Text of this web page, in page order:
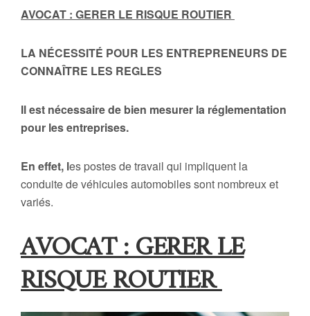
AVOCAT : GERER LE RISQUE ROUTIER
LA NÉCESSITÉ POUR LES ENTREPRENEURS DE
CONNAÎTRE LES REGLES
Il est nécessaire de bien mesurer la réglementation
pour les entreprises.
En effet, les postes de travail qui impliquent la
conduite de véhicules automobiles sont nombreux et
variés.
AVOCAT : GERER LE
RISQUE ROUTIER